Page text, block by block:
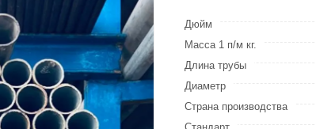
Дюйм
Масса 1 п/м кг.
Длина трубы
Диаметр
Страна производства